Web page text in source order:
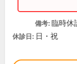
備考: 臨時休
休診日: 日・祝